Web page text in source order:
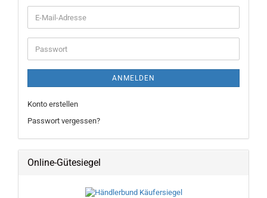
E-
Mail-
Adresse
Passwort
ANMELDEN
Konto erstellen
Passwort vergessen?
Online-Gütesiegel